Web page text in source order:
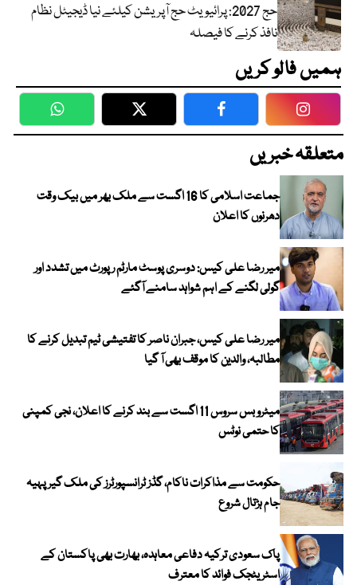
حج 2027: پرائیویٹ حج آپریشن کیلئے نیا ڈیجیٹل نظام
نافذ کرنے کا فیصلہ
ہمیں فالو کریں
WhatsApp Twitter Facebook
متعلقہ خبریں
جماعت اسلامی کا 16 اگست سے ملک بھر میں بیک وقت
دھرنوں کا اعلان
میر رضا علی کیس: دوسری پوسٹ مارٹم رپورٹ میں تشدد اور
گولی لگنے کے اہم شواہد سامنے آگئے
میر رضا علی کیس، جبران ناصر کا تفتیشی ٹیم تبدیل کرنے کا
مطالبہ، والدین کا موقف بھی آ گیا
میٹرو بس سروس 11 اگست سے بند کرنے کا اعلان، نجی کمپنی
کا حتمی نوٹس
حکومت سے مذاکرات ناکام، گڈز ٹرانسپورٹرز کی ملک گیر پہیہ
جام ہڑتال شروع
پاک سعودی ترکیہ دفاعی معاہدہ، بھارت بھی پاکستان کے
اسٹریٹجک فوائد کا معترف